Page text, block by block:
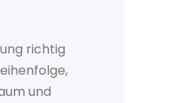
richtig
und